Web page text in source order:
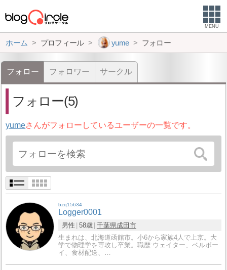
MENU
ホーム プロフィール yume フォロー
フォロー フォロワー サークル
フォロー(5)
yumeさんがフォローしているユーザーの一覧です。
bzq15634
Logger0001
男性 58歳 千葉県成田市
生まれは、北海道函館市。小6から家族4人で上京。大
学で物理学を専攻し卒業。職歴:ウェイター、ベルボー
イ、食材配送、…